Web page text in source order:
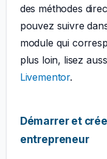
des méthodes
pouvez suivre
module qui
plus loin, lisez
Livementor.
Démarrer et
entrepreneur